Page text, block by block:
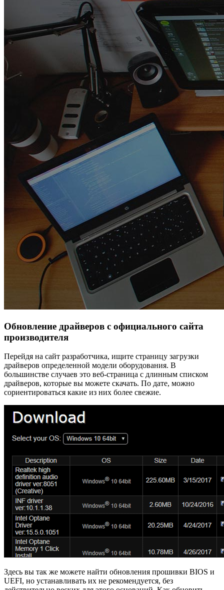
Обновление драйверов с официального сайта
производителя
Перейдя на сайт разработчика, ищите страницу загрузки
драйверов определенной модели оборудования. В
большинстве случаев это веб-страница с длинным списком
драйверов, которые вы можете скачать. По дате, можно
сориентироваться какие из них более свежие.
Здесь вы так же можете найти обновления прошивки BIOS и
UEFI, но устанавливать их не рекомендуется, без